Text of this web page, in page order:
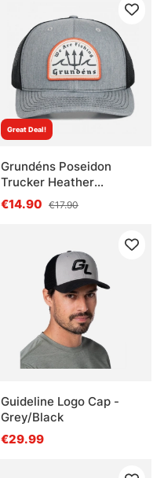
Great Deal!
Grundéns Poseidon
Trucker Heather
Grey/Black
€14.90 €17.90
Guideline Logo Cap -
Grey/Black
€29.99